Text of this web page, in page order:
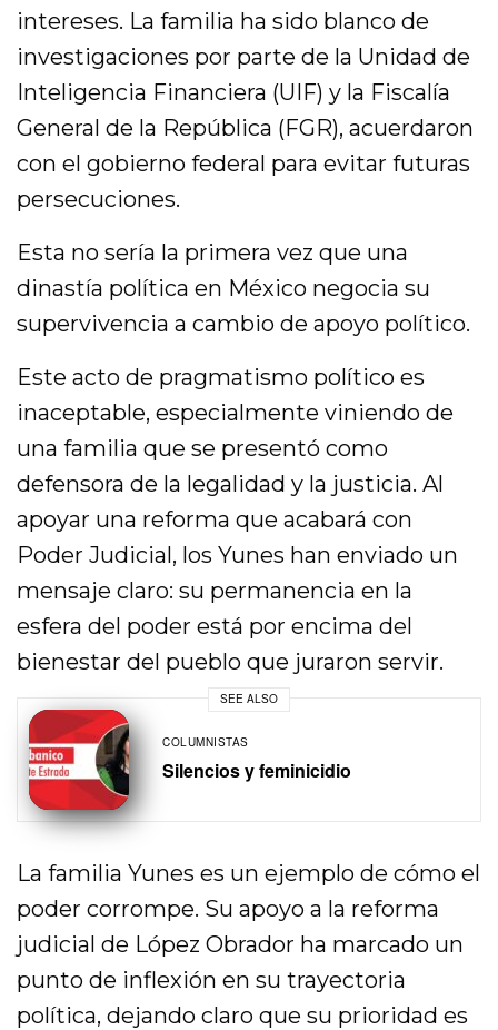
intereses. La familia ha sido blanco de
investigaciones por parte de la Unidad de
Inteligencia Financiera (UIF) y la Fiscalía
General de la República (FGR), acuerdaron
con el gobierno federal para evitar futuras
persecuciones.
Esta no sería la primera vez que una
dinastía política en México negocia su
supervivencia a cambio de apoyo político.
Este acto de pragmatismo político es
inaceptable, especialmente viniendo de
una familia que se presentó como
defensora de la legalidad y la justicia. Al
apoyar una reforma que acabará con
Poder Judicial, los Yunes han enviado un
mensaje claro: su permanencia en la
esfera del poder está por encima del
bienestar del pueblo que juraron servir.
SEE ALSO
COLUMNISTAS
Silencios y feminicidio
La familia Yunes es un ejemplo de cómo el
poder corrompe. Su apoyo a la reforma
judicial de López Obrador ha marcado un
punto de inflexión en su trayectoria
política, dejando claro que su prioridad es